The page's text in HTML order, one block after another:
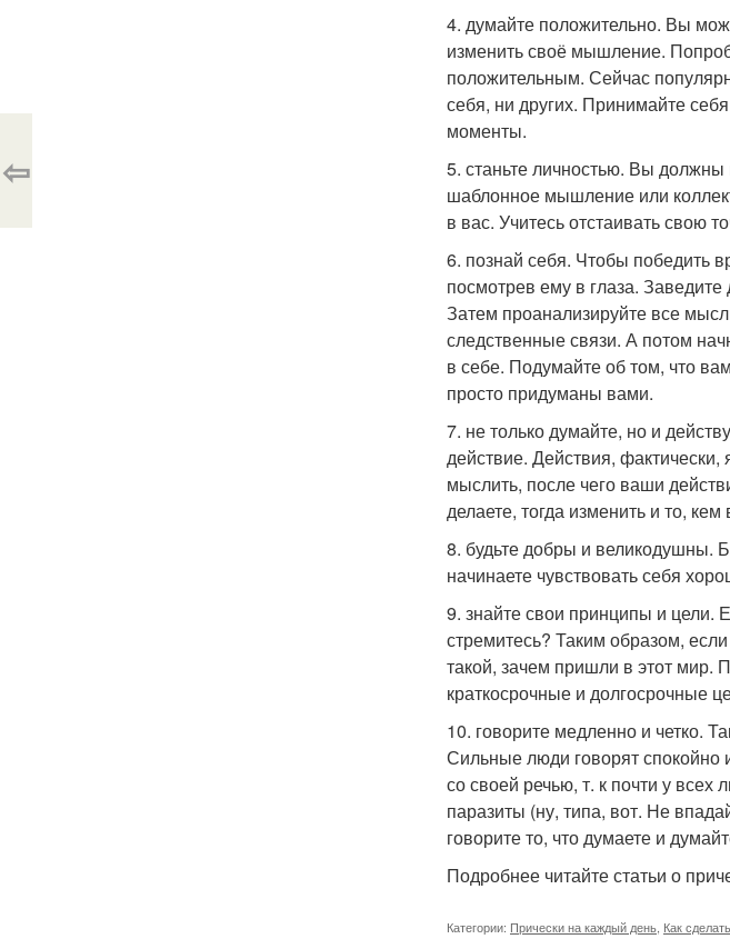
4. думайте положительно. Вы
изменить своё мышление.
положительным. Сейчас
себя, ни других. Принимайте
моменты.
5. станьте личностью. Вы должны
шаблонное мышление или
в вас. Учитесь отстаивать свою
6. познай себя. Чтобы победить
посмотрев ему в глаза.
Затем проанализируйте все
следственные связи. А потом
в себе. Подумайте об том, что
просто придуманы вами.
7. не только думайте, но и
действие. Действия,
мыслить, после чего ваши
делаете, тогда изменить и то,
8. будьте добры и великодушны.
начинаете чувствовать себя
9. знайте свои принципы и цели.
стремитесь? Таким образом,
такой, зачем пришли в этот мир.
краткосрочные и долгосрочные
10. говорите медленно и четко.
Сильные люди говорят спокойно
со своей речью, т. к почти у всех
паразиты (ну, типа, вот. Не
говорите то, что думаете и
Подробнее читайте статьи о
Категории: Прически на каждый день Как
⇦